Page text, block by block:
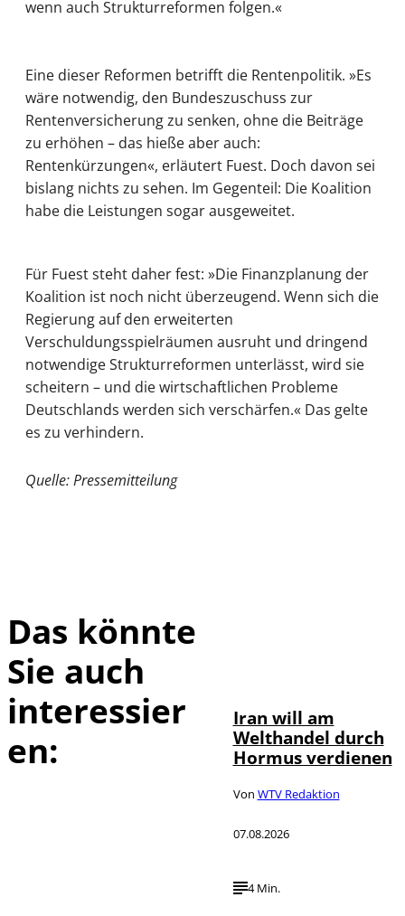
wenn auch Strukturreformen folgen.«
Eine dieser Reformen betrifft die Rentenpolitik. »Es
wäre notwendig, den Bundeszuschuss zur
Rentenversicherung zu senken, ohne die Beiträge
zu erhöhen – das hieße aber auch:
Rentenkürzungen«, erläutert Fuest. Doch davon sei
bislang nichts zu sehen. Im Gegenteil: Die Koalition
habe die Leistungen sogar ausgeweitet.
Für Fuest steht daher fest: »Die Finanzplanung der
Koalition ist noch nicht überzeugend. Wenn sich die
Regierung auf den erweiterten
Verschuldungsspielräumen ausruht und dringend
notwendige Strukturreformen unterlässt, wird sie
scheitern – und die wirtschaftlichen Probleme
Deutschlands werden sich verschärfen.« Das gelte
es zu verhindern.
Quelle: Pressemitteilung
Das könnte
Sie auch
interessier
en:
Iran will am
Welthandel durch
Hormus verdienen
Von WTV Redaktion
07.08.2026
4 Min.